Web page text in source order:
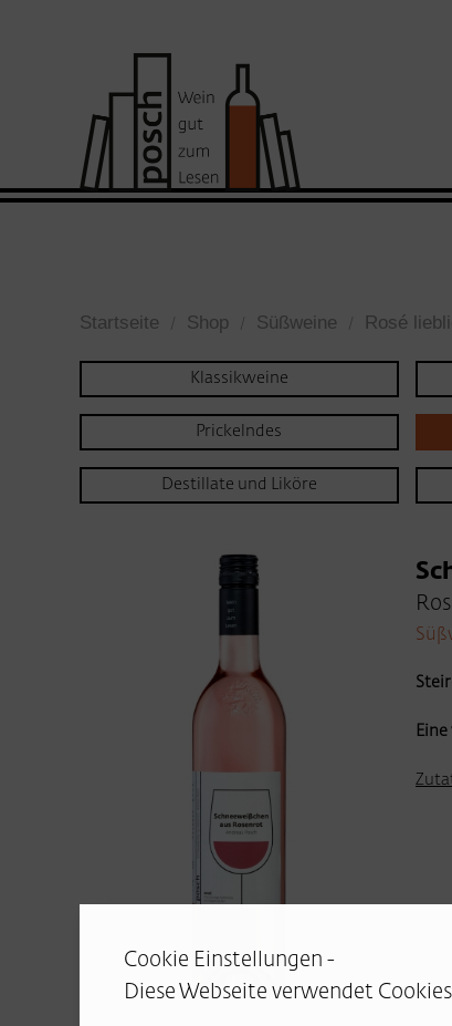
Startseite Shop Süßweine Rosé
Klassikweine
Prickelndes
Destillate und Liköre
Cookie Einstellungen -
Diese Webseite verwendet Cookies